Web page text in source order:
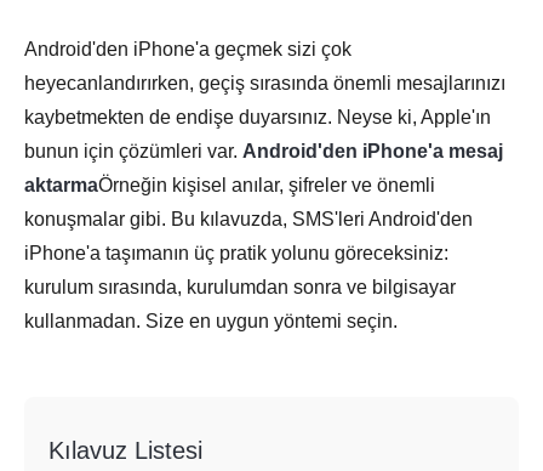
Android'den iPhone'a geçmek sizi çok
heyecanlandırırken, geçiş sırasında önemli mesajlarınızı
kaybetmekten de endişe duyarsınız. Neyse ki, Apple'ın
bunun için çözümleri var. Android'den iPhone'a mesaj
aktarmaÖrneğin kişisel anılar, şifreler ve önemli
konuşmalar gibi. Bu kılavuzda, SMS'leri Android'den
iPhone'a taşımanın üç pratik yolunu göreceksiniz:
kurulum sırasında, kurulumdan sonra ve bilgisayar
kullanmadan. Size en uygun yöntemi seçin.
Kılavuz Listesi